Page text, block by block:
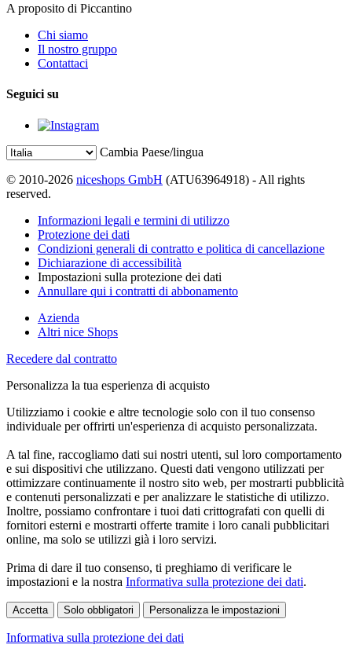
A proposito di Piccantino
Chi siamo
Il nostro gruppo
Contattaci
Seguici su
Cambia Paese/lingua
© 2010-2026 niceshops GmbH (ATU63964918) - All rights
reserved.
Informazioni legali e termini di utilizzo
Protezione dei dati
Condizioni generali di contratto e politica di cancellazione
Dichiarazione di accessibilità
Impostazioni sulla protezione dei dati
Annullare qui i contratti di abbonamento
Azienda
Altri nice Shops
Recedere dal contratto
Personalizza la tua esperienza di acquisto
Utilizziamo i cookie e altre tecnologie solo con il tuo consenso
individuale per offrirti un'esperienza di acquisto personalizzata.
A tal fine, raccogliamo dati sui nostri utenti, sul loro comportamento
e sui dispositivi che utilizzano. Questi dati vengono utilizzati per
ottimizzare continuamente il nostro sito web, per mostrarti pubblicità
e contenuti personalizzati e per analizzare le statistiche di utilizzo.
Inoltre, possiamo confrontare i tuoi dati crittografati con quelli di
fornitori esterni e mostrarti offerte tramite i loro canali pubblicitari
online, ma solo se utilizzi già i loro servizi.
Prima di dare il tuo consenso, ti preghiamo di verificare le
impostazioni e la nostra Informativa sulla protezione dei dati.
Accetta Solo obbligatori Personalizza le impostazioni
Informativa sulla protezione dei dati